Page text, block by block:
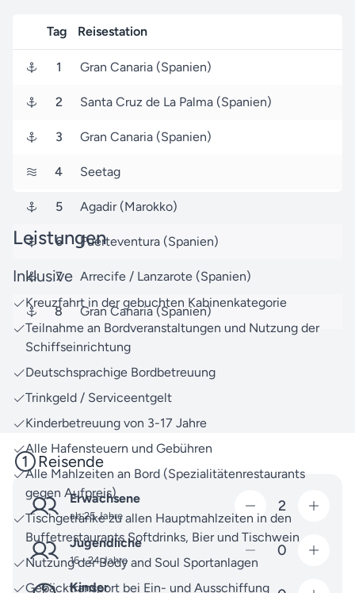
Gran Canaria, Santa Cruz de La Palma und
Fuerteventura, wo Sie die lokale Atmosphäre und
das lebendige Treiben vor Ort hautnah spüren
Die Reise beginnt in Gran Canaria (Spanien). Am 28.
November 2026 legen Sie ab und kehren nach 7
Canaria zurück.
Mit Seereisen.de an Ihrer Seite wird Ihre AIDA
ein individuell gestaltetes Erlebnis zu etwas
mit AIDA Cruises über unsereReisesuche.
Bei Fragen zu Ihrer Reise oder weiteren Angeboten
Expertenteam steht Ihnen gerne beratend zur Seite
und hilft Ihnen persönlich weiter.
Vor Ihnen liegt eine Reise, die Ihre Sinne verzaubern
wird – wir freuen uns darauf, Ihnen diesen Traum zu
erfüllen!
Tag Reisestation
1 Gran Canaria (Spanien)
2 Santa Cruz de La Palma (Spanien)
3 Gran Canaria (Spanien)
4 Seetag
5 Agadir (Marokko)
6 Fuerteventura (Spanien)
7 Arrecife / Lanzarote (Spanien)
8 Gran Canaria (Spanien)
Leistungen
Inklusive
Kreuzfahrt in der gebuchten Kabinenkategorie
Teilnahme an Bordveranstaltungen und Nutzung der
Schiffseinrichtung
Deutschsprachige Bordbetreuung
Trinkgeld / Serviceentgelt
Kinderbetreuung von 3-17 Jahre
Alle Hafensteuern und Gebühren
Alle Mahlzeiten an Bord (Spezialitätenrestaurants
gegen Aufpreis)
Tischgetränke zu allen Hauptmahlzeiten in den
Buffetrestaurants Softdrinks, Bier und Tischwein
Nutzung der Body and Soul Sportanlagen
Gepäcktransport bei Ein- und Ausschiffung
Reisende
Erwachsene
ab 25 Jahre
2
Jugendliche
16 - 24 Jahre
0
Kinder